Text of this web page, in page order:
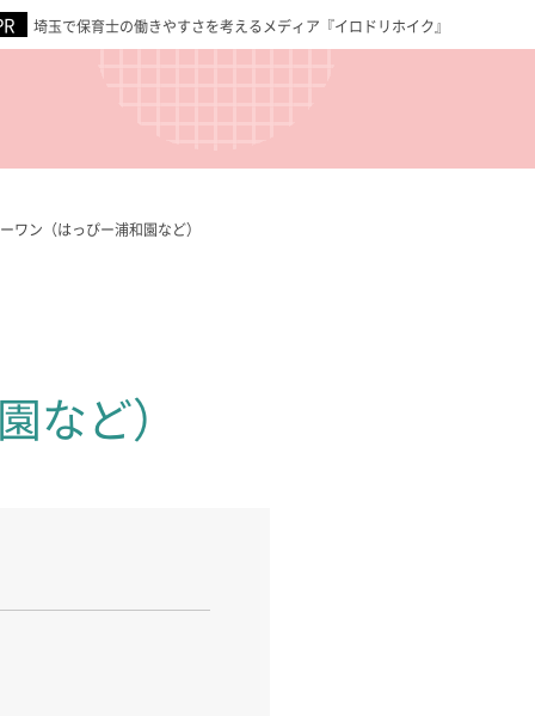
埼玉で保育士の働きやすさを考えるメディア『イロドリホイク』
ワン（はっぴー浦和園など）
など）